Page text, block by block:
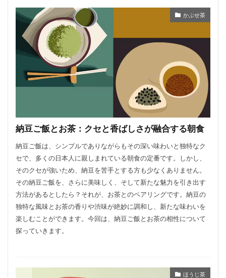
かぶせ茶
納豆ご飯とお茶：クセと香ばしさが融合する朝食
納豆ご飯は、シンプルでありながらもその深い味わいと独特なク
セで、多くの日本人に親しまれている朝食の定番です。しかし、
そのクセが強いため、納豆を苦手とする方も少なくありません。
その納豆ご飯を、さらに美味しく、そして新たな魅力を引き出す
方法があるとしたら？それが、お茶とのペアリングです。納豆の
独特な風味とお茶の香りや渋味が絶妙に調和し、新たな味わいを
楽しむことができます。今回は、納豆ご飯とお茶の相性について
探っていきます。
ほうじ茶